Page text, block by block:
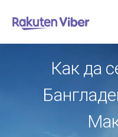
Как да